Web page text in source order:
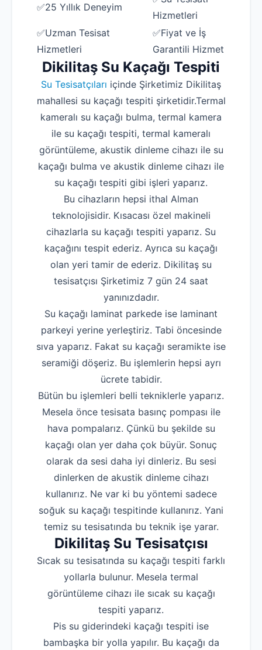
✅25 Yıllık Deneyim
Hizmetleri
✅Uzman Tesisat
Hizmetleri
✅Fiyat ve İş
Garantili Hizmet
Dikilitaş Su Kaçağı Tespiti
Su Tesisatçıları içinde Şirketimiz Dikilitaş
mahallesi su kaçağı tespiti şirketidir.Termal
kameralı su kaçağı bulma, termal kamera
ile su kaçağı tespiti, termal kameralı
görüntüleme, akustik dinleme cihazı ile su
kaçağı bulma ve akustik dinleme cihazı ile
su kaçağı tespiti gibi işleri yaparız.
Bu cihazların hepsi ithal Alman
teknolojisidir. Kısacası özel makineli
cihazlarla su kaçağı tespiti yaparız. Su
kaçağını tespit ederiz. Ayrıca su kaçağı
olan yeri tamir de ederiz. Dikilitaş su
tesisatçısı Şirketimiz 7 gün 24 saat
yanınızdadır.
Su kaçağı laminat parkede ise laminant
parkeyi yerine yerleştiriz. Tabi öncesinde
sıva yaparız. Fakat su kaçağı seramikte ise
seramiği döşeriz. Bu işlemlerin hepsi ayrı
ücrete tabidir.
Bütün bu işlemleri belli tekniklerle yaparız.
Mesela önce tesisata basınç pompası ile
hava pompalarız. Çünkü bu şekilde su
kaçağı olan yer daha çok büyür. Sonuç
olarak da sesi daha iyi dinleriz. Bu sesi
dinlerken de akustik dinleme cihazı
kullanırız. Ne var ki bu yöntemi sadece
soğuk su kaçağı tespitinde kullanırız. Yani
temiz su tesisatında bu teknik işe yarar.
Dikilitaş Su Tesisatçısı
Sıcak su tesisatında su kaçağı tespiti farklı
yollarla bulunur. Mesela termal
görüntüleme cihazı ile sıcak su kaçağı
tespiti yaparız.
Pis su giderindeki kaçağı tespiti ise
bambaşka bir yolla yapılır. Bu kaçağı da